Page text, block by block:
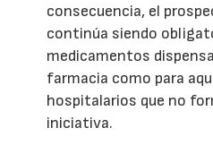
consecuencia, el
continúa siendo
medicamentos
farmacia como para
hospitalarios que no
iniciativa.